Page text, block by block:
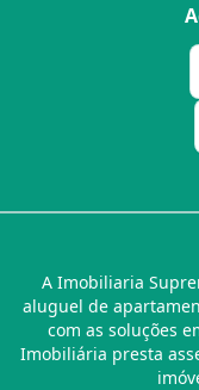
A Imobiliaria
aluguel de
com as soluções
Imobiliária presta